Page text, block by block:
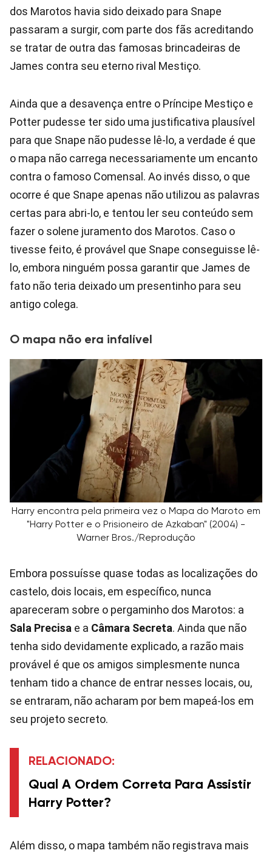
dos Marotos havia sido deixado para Snape
passaram a surgir, com parte dos fãs acreditando
se tratar de outra das famosas brincadeiras de
James contra seu eterno rival Mestiço.
Ainda que a desavença entre o Príncipe Mestiço e
Potter pudesse ter sido uma justificativa plausível
para que Snape não pudesse lê-lo, a verdade é que
o mapa não carrega necessariamente um encanto
contra o famoso Comensal. Ao invés disso, o que
ocorre é que Snape apenas não utilizou as palavras
certas para abri-lo, e tentou ler seu conteúdo sem
fazer o solene juramento dos Marotos. Caso o
tivesse feito, é provável que Snape conseguisse lê-
lo, embora ninguém possa garantir que James de
fato não teria deixado um presentinho para seu
antigo colega.
O mapa não era infalível
Harry encontra pela primeira vez o Mapa do Maroto em
"Harry Potter e o Prisioneiro de Azkaban" (2004) -
Warner Bros./Reprodução
Embora possuísse quase todas as localizações do
castelo, dois locais, em específico, nunca
apareceram sobre o pergaminho dos Marotos: a
Sala Precisa e a Câmara Secreta. Ainda que não
tenha sido devidamente explicado, a razão mais
provável é que os amigos simplesmente nunca
tenham tido a chance de entrar nesses locais, ou,
se entraram, não acharam por bem mapeá-los em
seu projeto secreto.
RELACIONADO:
Qual A Ordem Correta Para Assistir
Harry Potter?
Além disso, o mapa também não registrava mais